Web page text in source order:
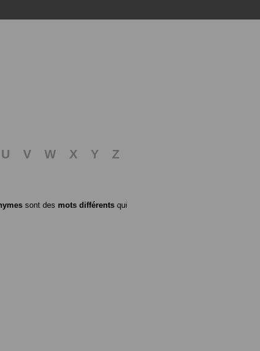
U V W X Y
Z
sont des mots différents qui